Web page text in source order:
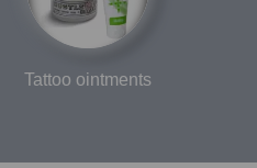
Tattoo ointments